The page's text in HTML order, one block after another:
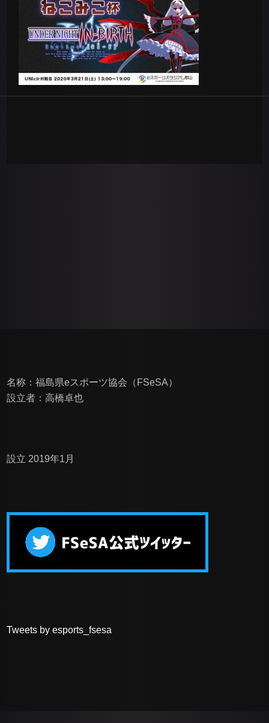
名称：福島県eスポーツ協会（FSeSA）
設立者：高橋卓也
設立 2019年1月
Tweets by esports_fsesa